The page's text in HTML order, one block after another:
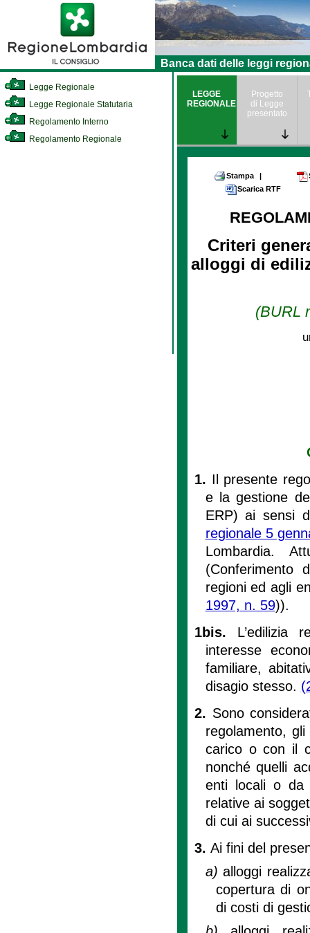
Banca dati delle leggi
Legge Regionale
Legge Regionale Statutaria
Regolamento Interno
Regolamento Regionale
LEGGE
REGIONALE
Progetto
di Legge
presentato
Stampa |
Scarica RTF
Criteri
alloggi di
(BURL
1. Il presente
e la gestione
ERP) ai sensi
regionale 5
Lombardia.
(Conferimento
regioni ed agli
1997, n. 59)).
1bis. L’edilizia
interesse
familiare,
disagio stesso.
2. Sono
regolamento,
carico o con il
nonché quelli
enti locali o da
relative ai
di cui ai
3. Ai fini del
a)alloggi
copertura di
di costi di